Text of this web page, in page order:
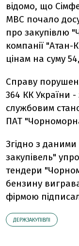
відомо, що
МВС почало
про закупівлю
компанії
цінам на суму
Справу
364 КК України
службовим
ПАТ
Згідно з
закупівель"
тендери
бензину
фірмою
ДЕРЖЗАКУПІВЛІ